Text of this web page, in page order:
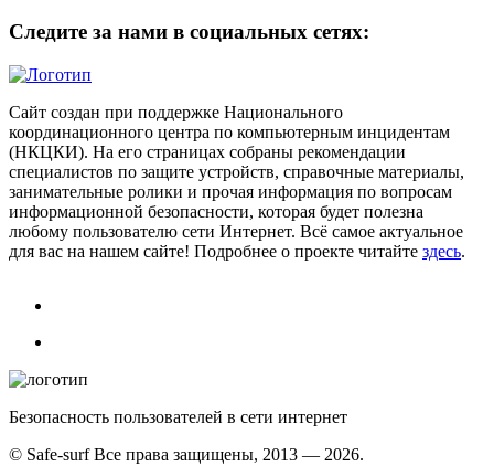
Следите за нами в социальных сетях:
Сайт создан при поддержке Национального
координационного центра по компьютерным инцидентам
(НКЦКИ). На его страницах собраны рекомендации
специалистов по защите устройств, справочные материалы,
занимательные ролики и прочая информация по вопросам
информационной безопасности, которая будет полезна
любому пользователю сети Интернет. Всё самое актуальное
для вас на нашем сайте! Подробнее о проекте читайте здесь.
Безопасность пользователей в сети интернет
© Safe-surf Все права защищены, 2013 — 2026.